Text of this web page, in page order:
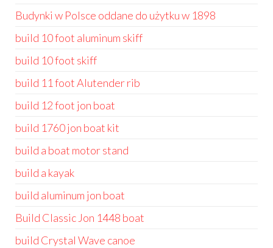
Budynki w Polsce oddane do użytku w 1898
build 10 foot aluminum skiff
build 10 foot skiff
build 11 foot Alutender rib
build 12 foot jon boat
build 1760 jon boat kit
build a boat motor stand
build a kayak
build aluminum jon boat
Build Classic Jon 1448 boat
build Crystal Wave canoe